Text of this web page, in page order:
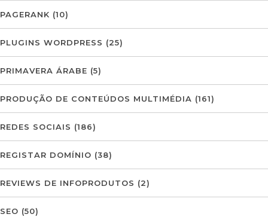
PAGERANK (10)
PLUGINS WORDPRESS (25)
PRIMAVERA ÁRABE (5)
PRODUÇÃO DE CONTEÚDOS MULTIMÉDIA (161)
REDES SOCIAIS (186)
REGISTAR DOMÍNIO (38)
REVIEWS DE INFOPRODUTOS (2)
SEO (50)